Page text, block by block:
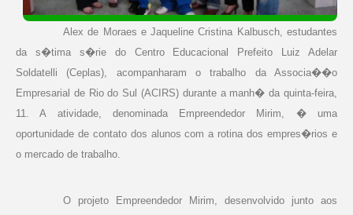
Alex de Moraes e Jaqueline Cristina Kalbusch, estudantes
da s�tima s�rie do Centro Educacional Prefeito Luiz Adelar
Soldatelli (Ceplas), acompanharam o trabalho da Associa��o
Empresarial de Rio do Sul (ACIRS) durante a manh� da quinta-feira,
11. Aatividade, denominada Empreendedor Mirim, � uma
oportunidade de contato dos alunos com a rotina dos empres�rios e
o mercado de trabalho.
O projeto Empreendedor Mirim, desenvolvido junto aos